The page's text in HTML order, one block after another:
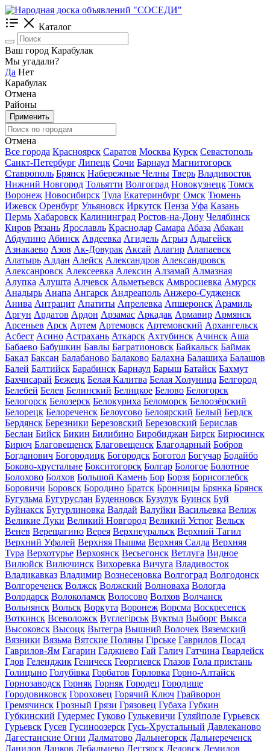
Каталог
Ваш город Карабулак
Мы угадали?
Да Нет
Карабулак
Отмена
Районы
Применить
Отмена
Все города Красноярск Саратов Москва Курск Севастополь
Санкт-Петербург Липецк Сочи Барнаул Магнитогорск
Ставрополь Брянск Набережные Челны Тверь Владивосток
Нижний Новгород Тольятти Волгоград Новокузнецк Томск
Воронеж Новосибирск Тула Екатеринбург Омск Тюмень
Ижевск Оренбург Ульяновск Иркутск Пенза Уфа Казань
Пермь Хабаровск Калининград Ростов-на-Дону Челябинск
Киров Рязань Ярославль Краснодар Самара Абаза Абакан
Абдулино Абинск Авдеевка Агидель Агрыз Адыгейск
Азнакаево Азов Ак-Довурак Аксай Алагир Алапаевск
Алатырь Алдан Алейск Александров Александровск
Алексанровск Алексеевка Алексин Алзамай Алмазная
Алупка Алушта Алчевск Альметьевск Амвросиевка Амурск
Анадырь Анапа Ангарск Андреаполь Анжеро-Судженск
Анива Антрацит Апатиты Апрелевка Апшеронск Арамиль
Аргун Ардатов Ардон Арзамас Аркадак Армавир Армянск
Арсеньев Арск Артем Артемовск Артемовский Архангельск
Асбест Асино Астрахань Аткарск Ахтубинск Ачинск Аша
Бабаево Бабушкин Бавлы Багратионовск Байкальск Баймак
Бакал Баксан Балабаново Балаково Балахна Балашиха Балашов
Балей Балтийск Барабинск Барнаул Барыш Батайск Бахмут
Бахчисарай Бежецк Белая Калитва Белая Холуница Белгород
Белебей Белев Белинский Белицкое Белово Белогорск
Белогорск Белозерск Белокуриха Беломорск Белоозёрский
Белорецк Белореченск Белоусово Белоярский Белый Бердск
Бердянск Березники Березовский Березовский Берислав
Беслан Бийск Бикин Билибино Биробиджан Бирск Бирюсинск
Бирюч Благовещенск Благовещенск Благодарный Бобров
Богданович Богородицк Богородск Боготол Богучар Бодайбо
Боково-хрустальне Бокситогорск Болгар Бологое Болотное
Болохово Болхов Большой Камень Бор Борзя Борисоглебск
Боровичи Боровск Бородино Братск Бронницы Брянка Брянск
Бугульма Бугуруслан Буденновск Бузулук Буинск Буй
Буйнакск Бутурлиновка Валдай Валуйки Васильевка Велиж
Великие Луки Великий Новгород Великий Устюг Вельск
Венев Верещагино Верея Верхнеуральск Верхний Тагил
Верхний Уфалей Верхняя Пышма Верхняя Салда Верхняя
Тура Верхотурье Верхоянск Весьегонск Ветлуга Видное
Вилюйск Вилючинск Вихоревка Вичуга Владивосток
Владикавказ Владимир Вознесеновка Волгоград Волгодонск
Волгореченск Волжск Волжский Волноваха Вологда
Володарск Волоколамск Волосово Волхов Волчанск
Вольнянск Вольск Воркута Воронеж Ворсма Воскресенск
Воткинск Всеволожск Вуглегірськ Вуктыл Выборг Выкса
Высоковск Высоцк Вытегра Вышний Волочек Вяземский
Вязники Вязьма Вятские Поляны Гірське Гаврилов Посад
Гаврилов-Ям Гагарин Гаджиево Гай Галич Гатчина Гвардейск
Гдов Геленджик Геническ Георгиевск Глазов Гола пристань
Голицыно Голубівка Горбатов Горловка Горно-Алтайск
Горнозаводск Горняк Горняк Городец Городище
Городовиковск Гороховец Горячий Ключ Грайворон
Гремячинск Грозный Грязи Грязовец Губаха Губкин
Губкинский Гудермес Гуково Гулькевичи Гуляйполе Гурьевск
Гурьевск Гусев Гусиноозерск Гусь-Хрустальный Давлеканово
Дагестанские Огни Далматово Дальнегорск Дальнереченск
Данилов Данков Дебальцево Дегтярск Дедовск Демидов